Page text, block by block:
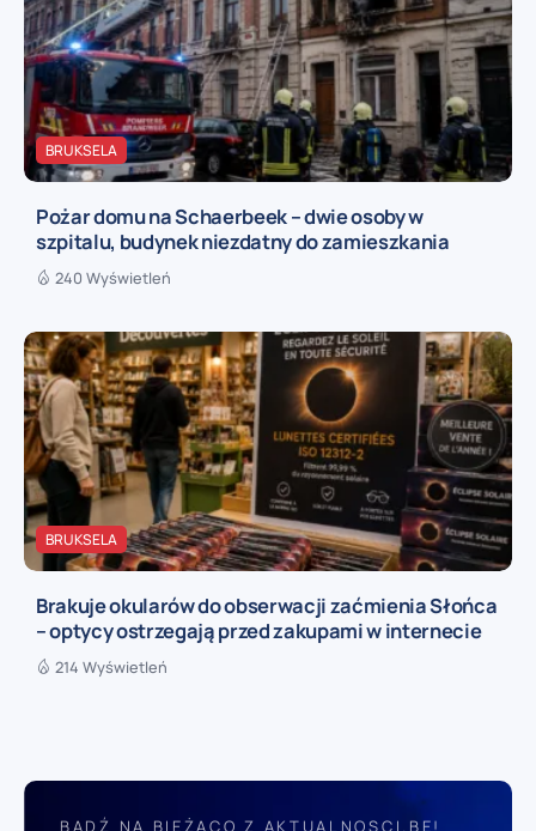
BRUKSELA
Pożar domu na Schaerbeek – dwie osoby w
szpitalu, budynek niezdatny do zamieszkania
240 Wyświetleń
BRUKSELA
Brakuje okularów do obserwacji zaćmienia Słońca
– optycy ostrzegają przed zakupami w internecie
214 Wyświetleń
BĄDŹ NA BIEŻĄCO Z AKTUALNOSCI.BE!